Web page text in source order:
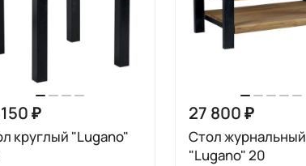
₽
круглый "Lugano"
27 800 ₽
Стол журнальный
"Lugano" 20